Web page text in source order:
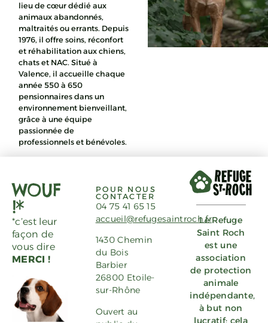
lieu de cœur dédié aux
animaux abandonnés,
maltraités ou errants. Depuis
1976, il offre soins, réconfort
et réhabilitation aux chiens,
chats et NAC. Situé à
Valence, il accueille chaque
année 550 à 650
pensionnaires dans un
environnement bienveillant,
grâce à une équipe
passionnée de
professionnels et bénévoles.
WOUF
!*
*c’est leur
façon de
vous dire
MERCI !
POUR NOUS
CONTACTER
04 75 41 65 15
accueil@refugesaintroch.fr
1430 Chemin
du Bois
Barbier
26800 Etoile-
sur-Rhône
Ouvert au
Le Refuge
Saint Roch
est une
association
de protection
animale
indépendante,
à but non
lucratif; cela